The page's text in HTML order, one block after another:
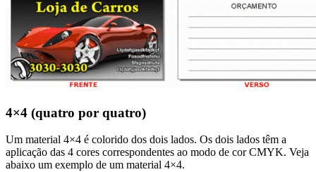
4×4 (quatro por quatro)
Um material 4×4 é colorido dos dois lados. Os dois lados têm a
aplicação das 4 cores correspondentes ao modo de cor CMYK. Veja
abaixo um exemplo de um material 4×4.